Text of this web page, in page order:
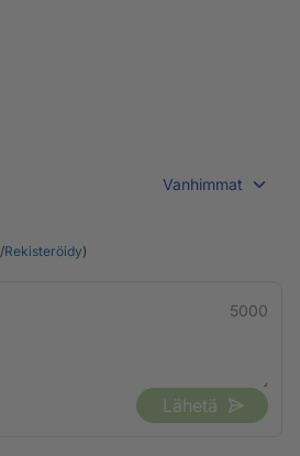
Vanhimmat
/Rekisteröidy)
5000
Lähetä